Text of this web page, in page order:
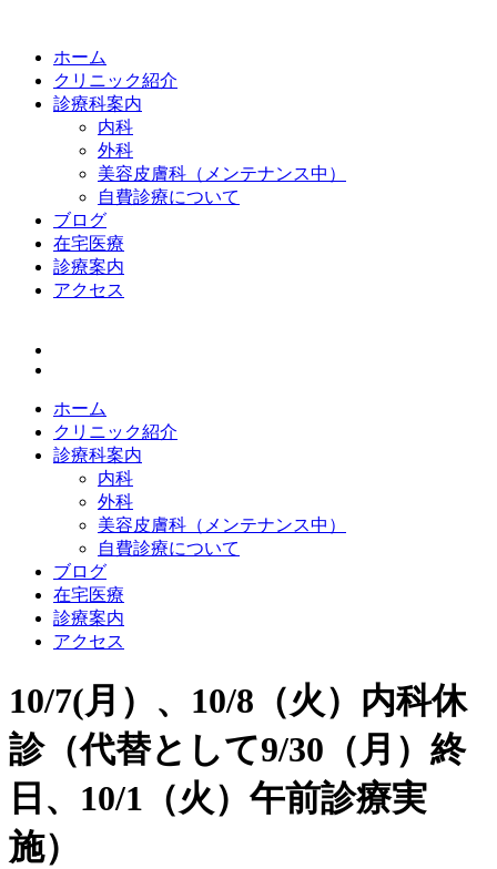
ホーム
クリニック紹介
診療科案内
内科
外科
美容皮膚科（メンテナンス中）
自費診療について
ブログ
在宅医療
診療案内
アクセス
ホーム
クリニック紹介
診療科案内
内科
外科
美容皮膚科（メンテナンス中）
自費診療について
ブログ
在宅医療
診療案内
アクセス
10/7(月）、10/8（火）内科休
診（代替として9/30（月）終
日、10/1（火）午前診療実
施）